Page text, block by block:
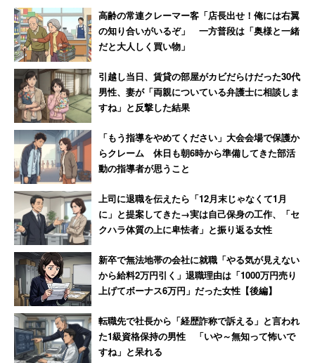
静岡市立図書館はこれまで、本が返ってきた時のチェック
は、表紙の水濡れ確認など簡易的なものだった。中身のチ
ェックもしていたものの、「全てを確認することは難しか
った」という。担当者は
「被害が分かってから日が浅いので、今後の方針は
決まっていません。ただ、こうしたことがあったの
で、中身のチェックの仕方もこれからは検討してい
きたいです」
と話していた。
汚破損本をあえて展示し、本の扱いについて
考えてもらう取り組みも
で体当たり 「おぞましい人
種」と語る40代男性
した女性
高齢の常連クレーマー客「店長出せ！俺には右翼
の知り合いがいるぞ」 一方普段は「奥様と一緒
だと大人しく買い物」
引越し当日、賃貸の部屋がカビだらけだった30代
男性、妻が「両親についている弁護士に相談しま
すね」と反撃した結果
「もう指導をやめてください」大会会場で保護か
らクレーム 休日も朝6時から準備してきた部活
動の指導者が思うこと
上司に退職を伝えたら「12月末じゃなくて1月
に」と提案してきた→実は自己保身の工作、「セ
クハラ体質の上に卑怯者」と振り返る女性
新卒で無法地帯の会社に就職「やる気が見えない
から給料2万円引く」退職理由は「1000万円売り
上げてボーナス6万円」だった女性【後編】
転職先で社長から「経歴詐称で訴える」と言われ
た1級資格保持の男性 「いや～無知って怖いで
すね」と呆れる